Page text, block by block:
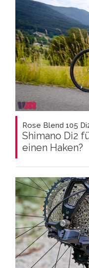
Rose Blend 105
Shimano Di2
einen Haken?